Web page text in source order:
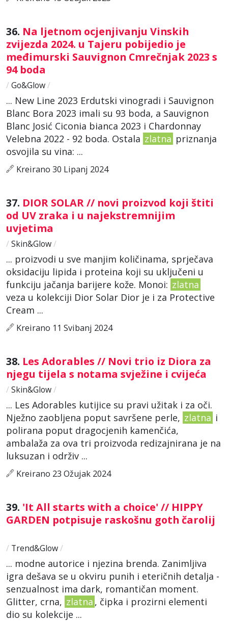
36. Na ljetnom ocjenjivanju Vinskih
zvijezda 2024. u Tajeru pobijedio je
međimurski Sauvignon Cmrečnjak 2023 s
94 boda
/ Go&Glow/
... New Line 2023 Erdutski vinogradi i Sauvignon
Blanc Bora 2023 imali su 93 boda, a Sauvignon
Blanc Josić Ciconia bianca 2023 i Chardonnay
Velebna 2022 - 92 boda. Ostala zlatna priznanja
osvojila su vina: ...
Kreirano 30 Lipanj 2024
37. DIOR SOLAR // novi proizvod koji štiti
od UV zraka i u najekstremnijim
uvjetima
/ Skin&Glow/
... proizvodi u sve manjim količinama, sprječava
oksidaciju lipida i proteina koji su uključeni u
funkciju jačanja barijere kože. Monoi: zlatna
veza u kolekciji Dior Solar Dior je i za Protective
Cream ...
Kreirano 11 Svibanj 2024
38. Les Adorables // Novi trio iz Diora za
njegu tijela s notama svježine i cvijeća
/ Skin&Glow/
... Les Adorables kutijice su pravi užitak i za oči.
Nježno zaobljena poput savršene perle, zlatna i
polirana poput dragocjenih kamenčića,
ambalaža za ova tri proizvoda redizajnirana je na
luksuzan i održiv ...
Kreirano 23 Ožujak 2024
39. 'It All starts with a choice' // HIPPY
GARDEN potpisuje raskošnu goth čarolij
/ Trend&Glow/
... modne autorice i njezina brenda. Zanimljiva
igra dešava se u okviru punih i eteričnih detalja -
senzualnost ima dark, romantičan moment.
Glitter, crna, zlatna , čipka i prozirni elementi
dio su kolekcije ...